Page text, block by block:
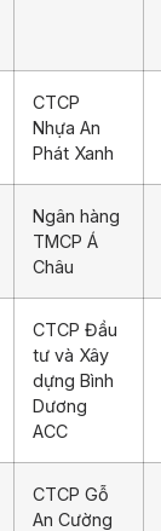
CTCP
Nhựa An
Phát Xanh
Ngân hàng
TMCP Á
Châu
CTCP Đầu
tư và Xây
dựng Bình
Dương
ACC
CTCP Gỗ
An Cường